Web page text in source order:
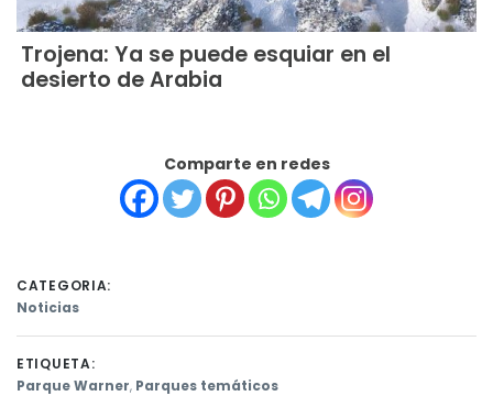
Trojena: Ya se puede esquiar en el
desierto de Arabia
Comparte en redes
CATEGORIA:
Noticias
ETIQUETA:
Parque Warner, Parques temáticos